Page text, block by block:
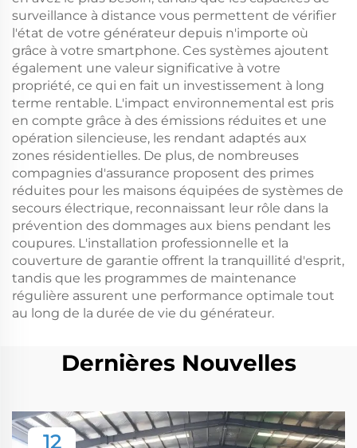
surveillance à distance vous permettent de vérifier
l'état de votre générateur depuis n'importe où
grâce à votre smartphone. Ces systèmes ajoutent
également une valeur significative à votre
propriété, ce qui en fait un investissement à long
terme rentable. L'impact environnemental est pris
en compte grâce à des émissions réduites et une
opération silencieuse, les rendant adaptés aux
zones résidentielles. De plus, de nombreuses
compagnies d'assurance proposent des primes
réduites pour les maisons équipées de systèmes de
secours électrique, reconnaissant leur rôle dans la
prévention des dommages aux biens pendant les
coupures. L'installation professionnelle et la
couverture de garantie offrent la tranquillité d'esprit,
tandis que les programmes de maintenance
régulière assurent une performance optimale tout
au long de la durée de vie du générateur.
Dernières Nouvelles
12